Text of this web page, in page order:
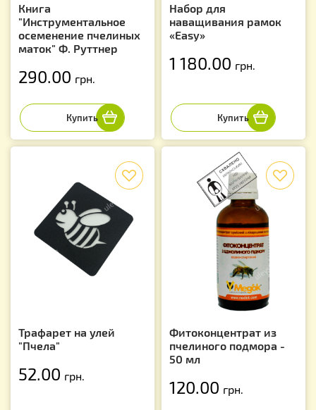
Книга
"Инструментальное
осеменение пчелиных
маток" Ф. Руттнер
290.00 грн.
Набор для
наващивания рамок
«Easy»
1 180.00 грн.
Трафарет на улей
"Пчела"
52.00 грн.
Фитоконцентрат из
пчелиного подмора -
50 мл
120.00 грн.